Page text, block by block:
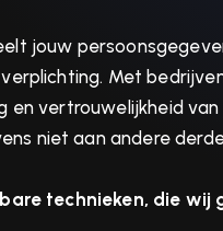
jouw
Met
en vertrouwelijkheid
niet aan andere
technieken, die wij